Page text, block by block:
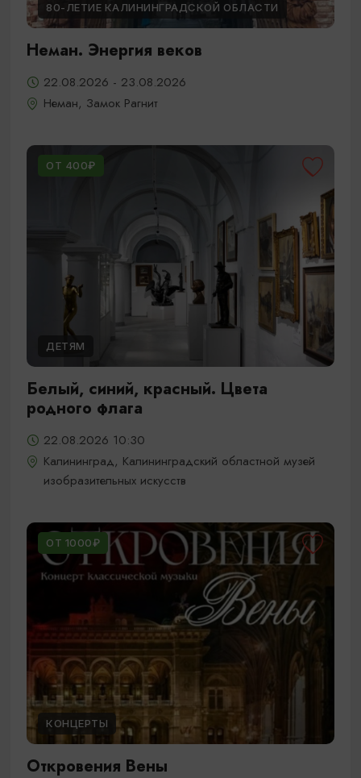
80-ЛЕТИЕ КАЛИНИНГРАДСКОЙ ОБЛАСТИ
Неман. Энергия веков
22.08.2026 - 23.08.2026
Неман, Замок Рагнит
ОТ 400₽
ДЕТЯМ
Белый, синий, красный. Цвета
родного флага
22.08.2026 10:30
Калининград, Калининградский областной музей
изобразительных искусств
ОТ 1000₽
КОНЦЕРТЫ
Откровения Вены